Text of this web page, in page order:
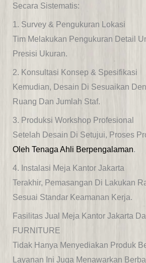
Secara Sistematis:
1. Survey & Pengukuran Lokasi
Tim Melakukan Pengukuran Detail
Presisi Ukuran.
2. Konsultasi Konsep & Spesifikasi
Kemudian, Desain Di Sesuaikan
Ruang Dan Jumlah Staf.
3. Produksi Workshop Profesional
Setelah Desain Di Setujui, Proses
Oleh Tenaga Ahli Berpengalaman.
4. Instalasi Meja Kantor Jakarta
Terakhir, Pemasangan Di Lakukan
Sesuai Standar Keamanan Kerja.
Fasilitas Jual Meja Kantor Jakarta
FURNITURE
Tidak Hanya Menyediakan Produk
Layanan Ini Juga Menawarkan